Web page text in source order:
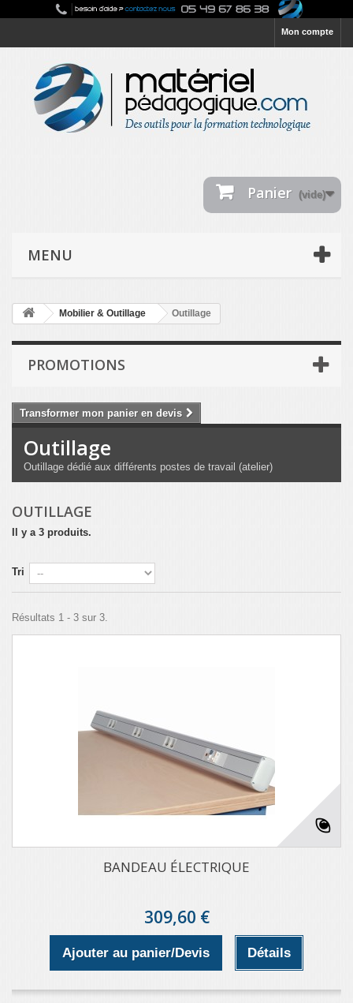
Mon compte
Panier (vide)
MENU
Mobilier & Outillage Outillage
PROMOTIONS
Transformer mon panier en devis
Outillage
Outillage dédié aux différents postes de travail (atelier)
OUTILLAGE
Il y a 3 produits.
Tri
Résultats 1 - 3 sur 3.
BANDEAU ÉLECTRIQUE
309,60 €
Ajouter au panier/Devis Détails